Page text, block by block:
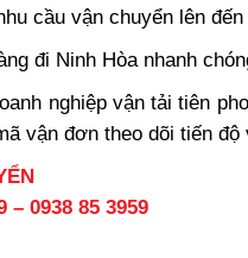
cầu vận chuyển lên đến
đi Ninh Hòa nhanh
nghiệp vận tải tiên
vận đơn theo dõi tiến độ
– 0938 85 3959